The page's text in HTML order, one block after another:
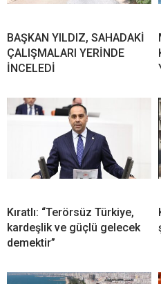
BAŞKAN YILDIZ, SAHADAKİ
ÇALIŞMALARI YERİNDE
İNCELEDİ
Kıratlı: “Terörsüz Türkiye,
kardeşlik ve güçlü gelecek
demektir”